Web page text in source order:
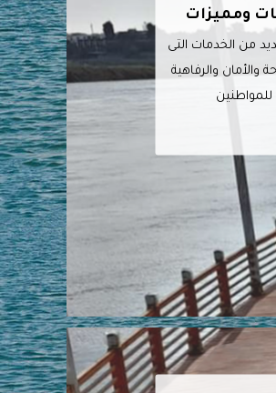
ومميزات
من الخدمات التى
والأمان والرفاهية
للمواطنين